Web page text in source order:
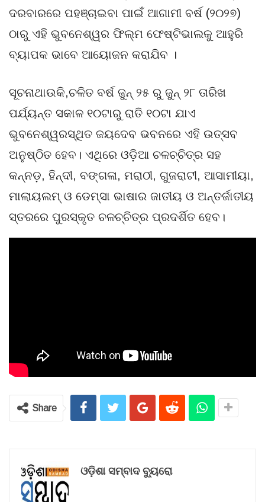
ଦରବାରରେ ପହଞ୍ଚାଇବା ପାଇଁ ଆଗାମୀ ବର୍ଷ (୨୦୨୭)
ଠାରୁ ଏହି ଭୁବନେଶ୍ୱର ଫିଲ୍ମ ଫେଷ୍ଟିଭାଲକୁ ଆହୁରି
ବ୍ୟାପକ ଭାବେ ଆୟୋଜନ କରାଯିବ ।
ସୂଚନାଥାଉକି,ଚଳିତ ବର୍ଷ ଜୁନ୍ ୨୫ ରୁ ଜୁନ୍ ୨୮ ତାରିଖ
ପର୍ଯ୍ୟନ୍ତ ସକାଳ ୧୦ଟାରୁ ରାତି ୧୦ଟା ଯାଏ
ଭୁବନେଶ୍ୱରସ୍ଥିତ ଜୟଦେବ ଭବନରେ ଏହି ଉତ୍ସବ
ଅନୁଷ୍ଠିତ ହେବ। ଏଥିରେ ଓଡ଼ିଆ ଚଳଚ୍ଚିତ୍ର ସହ
କନ୍ନଡ଼, ହିନ୍ଦୀ, ବଙ୍ଗଳା, ମରାଠୀ, ଗୁଜରାଟୀ, ଆସାମୀୟା,
ମାଲାୟଲମ୍‌ ଓ ଡେମ୍‌ସା ଭାଷାର ଜାତୀୟ ଓ ଅନ୍ତର୍ଜାତୀୟ
ସ୍ତରରେ ପୁରସ୍କୃତ ଚଳଚ୍ଚିତ୍ର ପ୍ରଦର୍ଶିତ ହେବ।
Share
ଓଡ଼ିଶା ସମ୍ବାଦ ବ୍ୟୁରୋ